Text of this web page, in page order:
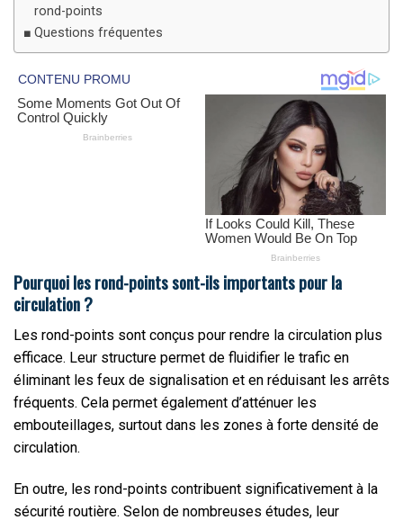
rond-points
Questions fréquentes
Pourquoi les rond-points sont-ils importants pour la
circulation ?
Les rond-points sont conçus pour rendre la circulation plus
efficace. Leur structure permet de fluidifier le trafic en
éliminant les feux de signalisation et en réduisant les arrêts
fréquents. Cela permet également d’atténuer les
embouteillages, surtout dans les zones à forte densité de
circulation.
En outre, les rond-points contribuent significativement à la
sécurité routière. Selon de nombreuses études, leur